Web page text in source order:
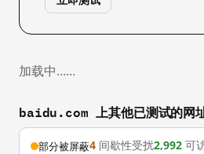
加载中……
baidu.com 上其他已测试的网
部分被屏蔽4 间歇性受扰2,992 可